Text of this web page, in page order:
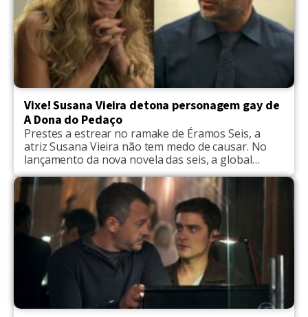
Vixe! Susana Vieira detona personagem gay de
A Dona do Pedaço
Prestes a estrear no ramake de Éramos Seis, a
atriz Susana Vieira não tem medo de causar. No
lançamento da nova novela das seis, a global
esbanjou bom humor, mas também aproveitou o
momento para dar algumas alfinetadas. Em
entrevista ao site Uol, Susaninha criticou a forma
como tem encaminhado a trama da novela A […]